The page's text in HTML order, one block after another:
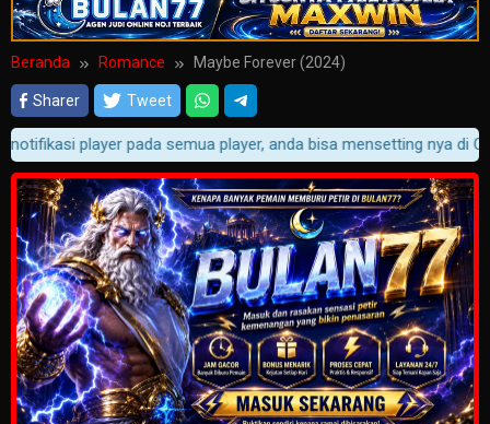
Beranda Romance Maybe Forever (2024)
Sharer Tweet
player pada semua player, anda bisa mensetting nya di
4 Wait Time